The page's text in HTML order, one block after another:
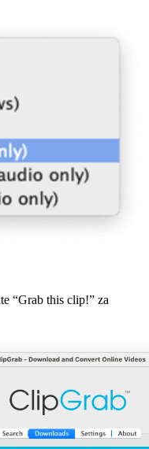
“Grab this clip!” za